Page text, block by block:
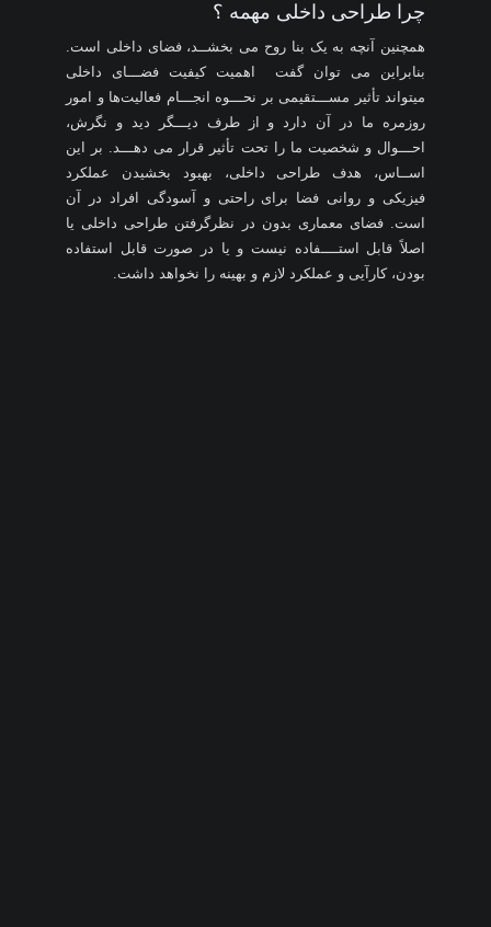
چرا طراحی داخلی مهمه ؟
همچنین آنچه به یک بنا روح می بخشــد، فضای داخلی است.
بنابراین می توان گفت اهمیت کیفیت فضـــای داخلی
میتواند تأثیر مســـتقیمی بر نحـــوه انجـــام فعالیت‌ها و امور
روزمره ما در آن دارد و از طرف دیـــگر دید و نگرش،
احـــوال و شخصیت ما را تحت تأثیر قرار می دهـــد. بر این
اســاس، هدف طراحی داخلی، بهبود بخشیدن عملکرد
فیزیکی و روانی فضا برای راحتی و آسودگی افراد در آن
است. فضای معماری بدون در نظرگرفتن طراحی داخلی یا
اصلاً قابل استــــفاده نیست و یا در صورت قابل استفاده
بودن، کارآیی و عملکرد لازم و بهینه را نخواهد داشت.